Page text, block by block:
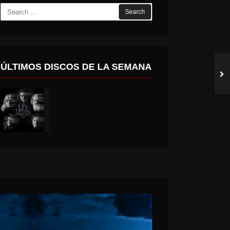
Search
for:
ÚLTIMOS DISCOS DE LA SEMANA